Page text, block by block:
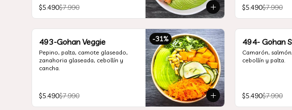
$5.490$7.990 $5.490$7.990
-31%
493-Gohan Veggie
Pepino, palta, camote glaseado,
zanahoria glaseada, cebollín y
cancha.
$5.490$7.990
494- Gohan
Camarón,
cebollín y palta.
$5.490$7.990